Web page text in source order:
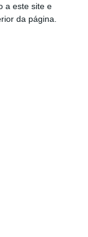
a este site e
da página.
terá lugar